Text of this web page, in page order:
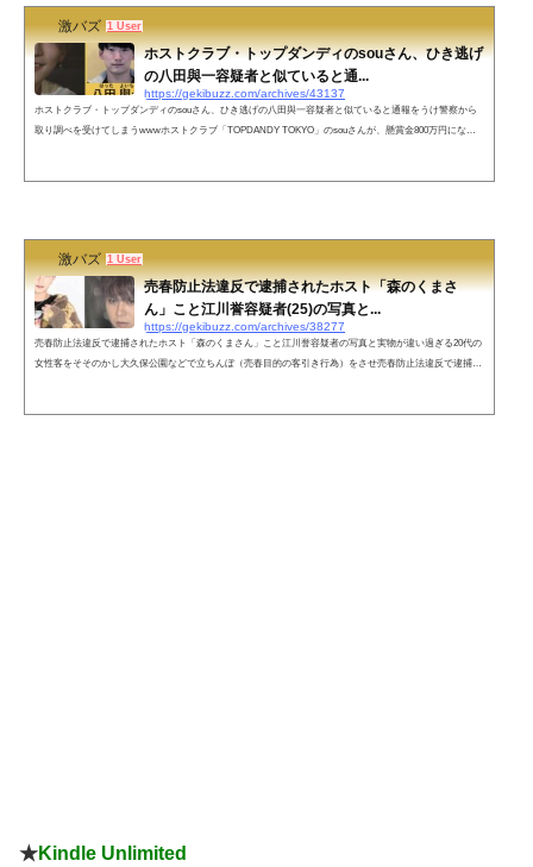
激バズ 1 User
ホストクラブ・トップダンディのsouさん、ひき逃げ
の八田與一容疑者と似ていると通...
https://gekibuzz.com/archives/43137
ホストクラブ・トップダンディのsouさん、ひき逃げの八田與一容疑者と似ていると通報をうけ警察から
取り調べを受けてしまうwwwホストクラブ「TOPDANDY TOKYO」のsouさんが、懸賞金800万円になっ
激バズ 1 User
売春防止法違反で逮捕されたホスト「森のくまさ
ん」こと江川誉容疑者(25)の写真と...
https://gekibuzz.com/archives/38277
売春防止法違反で逮捕されたホスト「森のくまさん」こと江川誉容疑者の写真と実物が違い過ぎる20代の
女性客をそそのかし大久保公園などで立ちんぼ（売春目的の客引き行為）をさせ売春防止法違反で逮捕さ
★Kindle Unlimited